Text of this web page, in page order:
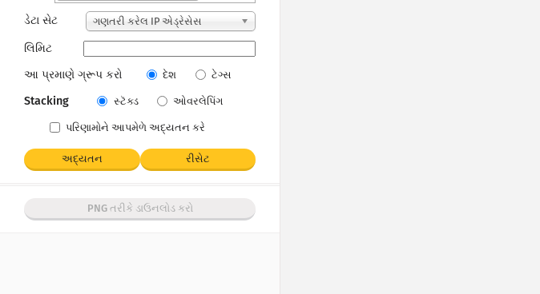
ડેટા સેટ ગણતરી કરેલ IP એડ્રેસેસ
લિમિટ
આ પ્રમાણે ગ્રૂપ કરો
દેશ ટેગ્સ
Stacking સ્ટૅક્ડ ઓવરલેપિંગ
પરિણામોને આપમેળે અદ્યતન કરે
અદ્યતન રીસેટ
PNG તરીકે ડાઉનલોડ કરો